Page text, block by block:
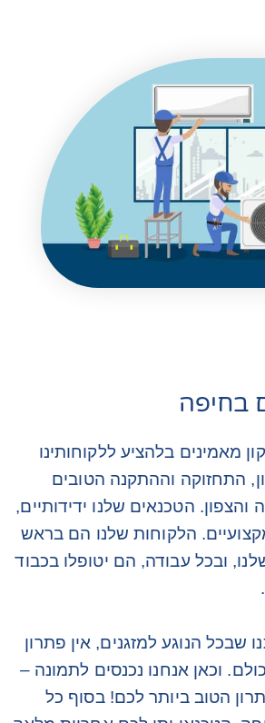
בחיפה
מאמינים בלהציע ללקוחותינו
התחזוקה וההתקנה הטובים
והצפון. הטכנאים שלנו ידידותיים,
הלקוחות שלנו הם בראש
ובכל עבודה, הם יטופלו בכבוד
שבכל הנוגע למזגנים, אין פתרון
וכאן אנחנו נכנסים לתמונה –
הטוב ביותר לכם! בסוף כל